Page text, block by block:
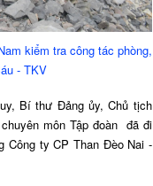
kiểm tra công tác phòng,
- TKV
Bí thư Đảng ủy, Chủ tịch
môn Tập đoàn đã đi
Công ty CP Than Đèo Nai -